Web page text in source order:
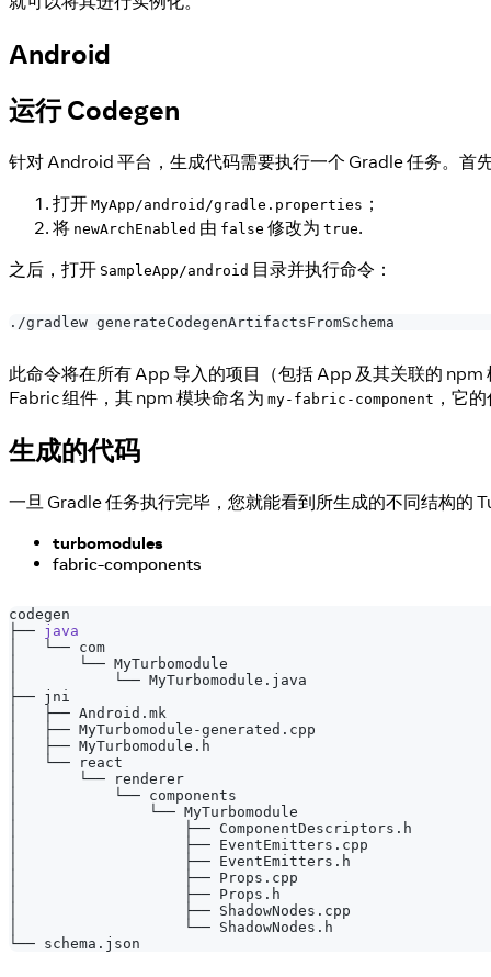
Android
运行 Codegen
针对 Android 平台，生成代码需要执行一个 Gradle 任务。
打开 MyApp/android/gradle.properties ；
将 newArchEnabled 由 false 修改为 true.
之后，打开 SampleApp/android 目录并执行命令：
./gradlew generateCodegenArtifactsFromSchema
此命令将在所有 App 导入的项目（包括 App 及其关联的 npm
Fabric 组件，其 npm 模块命名为 my-fabric-component ，它
生成的代码
一旦 Gradle 任务执行完毕，您就能看到所生成的不同结构的
turbomodules
fabric-components
codegen
├── java
│   └── com
│       └── MyTurbomodule
│           └── MyTurbomodule.java
├── jni
│   ├── Android.mk
│   ├── MyTurbomodule-generated.cpp
│   ├── MyTurbomodule.h
│   └── react
│       └── renderer
│           └── components
│               └── MyTurbomodule
│                   ├── ComponentDescriptors.h
│                   ├── EventEmitters.cpp
│                   ├── EventEmitters.h
│                   ├── Props.cpp
│                   ├── Props.h
│                   ├── ShadowNodes.cpp
│                   └── ShadowNodes.h
└── schema.json